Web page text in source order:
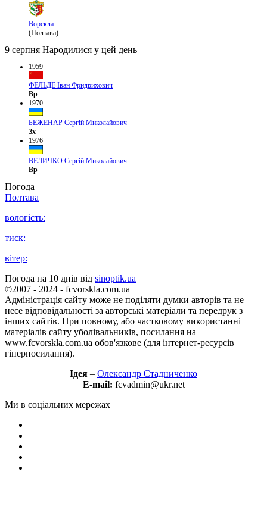
Ворскла
(Полтава)
9 серпня Народилися у цей день
1959
ФЕЛЬДЕ Іван Фридрихович
Вр
1970
БЕЖЕНАР Сергій Миколайович
Зх
1976
ВЕЛИЧКО Сергій Миколайович
Вр
Погода
Полтава
вологість:
тиск:
вітер:
Погода на 10 днів від sinoptik.ua
©2007 - 2024 - fcvorskla.com.ua
Адміністрація сайту може не поділяти думки авторів та не
несе відповідальності за авторські матеріали та передрук з
інших сайтів. При повному, або частковому використанні
матеріалів сайту уболівальників, посилання на
www.fcvorskla.com.ua обов'язкове (для інтернет-ресурсів
гіперпосилання).
Ідея – Олександр Стадниченко
E-mail: fcvadmin@ukr.net
Ми в соціальних мережах